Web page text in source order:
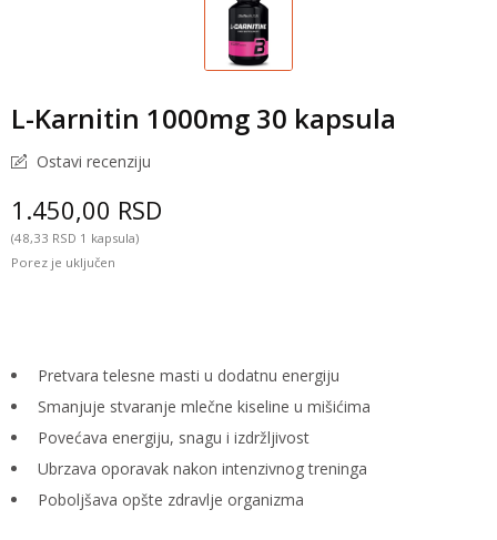
L-Karnitin 1000mg 30 kapsula
Ostavi recenziju
1.450,00 RSD
(48,33 RSD 1 kapsula)
Porez je uključen
Pretvara telesne masti u dodatnu energiju
Smanjuje stvaranje mlečne kiseline u mišićima
Povećava energiju, snagu i izdržljivost
Ubrzava oporavak nakon intenzivnog treninga
Poboljšava opšte zdravlje organizma